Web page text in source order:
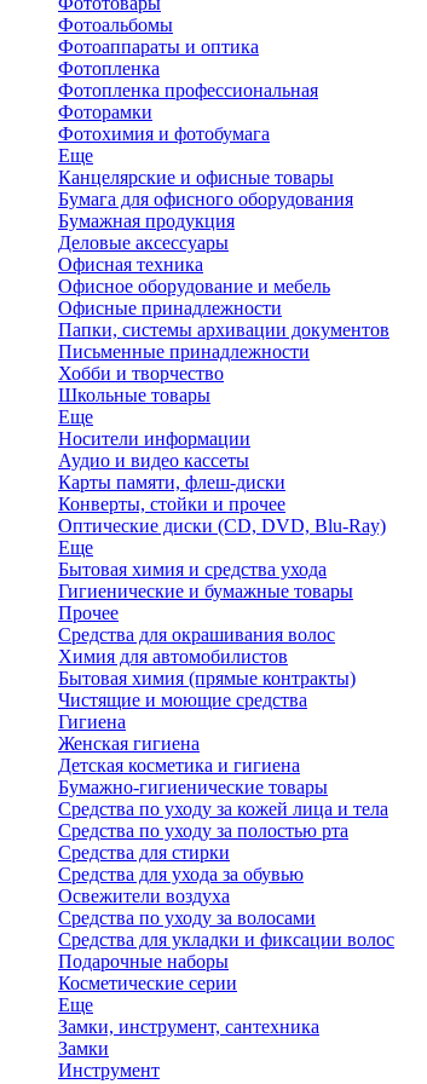
Фотоальбомы
Фотоаппараты и оптика
Фотопленка
Фотопленка профессиональная
Фоторамки
Фотохимия и фотобумага
Еще
Канцелярские и офисные товары
Бумага для офисного оборудования
Бумажная продукция
Деловые аксессуары
Офисная техника
Офисное оборудование и мебель
Офисные принадлежности
Папки, системы архивации документов
Письменные принадлежности
Хобби и творчество
Школьные товары
Еще
Носители информации
Аудио и видео кассеты
Карты памяти, флеш-диски
Конверты, стойки и прочее
Оптические диски (CD, DVD, Blu-Ray)
Еще
Бытовая химия и средства ухода
Гигиенические и бумажные товары
Прочее
Средства для окрашивания волос
Химия для автомобилистов
Бытовая химия (прямые контракты)
Чистящие и моющие средства
Гигиена
Женская гигиена
Детская косметика и гигиена
Бумажно-гигиенические товары
Средства по уходу за кожей лица и тела
Средства по уходу за полостью рта
Средства для стирки
Средства для ухода за обувью
Освежители воздуха
Средства по уходу за волосами
Средства для укладки и фиксации волос
Подарочные наборы
Косметические серии
Еще
Замки, инструмент, сантехника
Замки
Инструмент